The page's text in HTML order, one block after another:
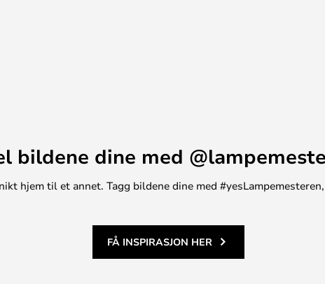
bildene dine med
hjem til et annet. Tagg bildene dine med
FÅ INSPIRASJON HER